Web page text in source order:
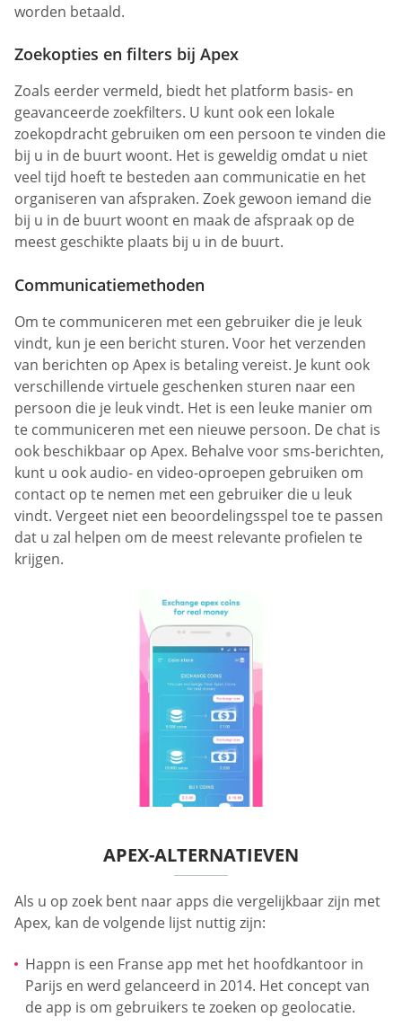
worden betaald.
Zoekopties en filters bij Apex
Zoals eerder vermeld, biedt het platform basis- en
geavanceerde zoekfilters. U kunt ook een lokale
zoekopdracht gebruiken om een persoon te vinden die
bij u in de buurt woont. Het is geweldig omdat u niet
veel tijd hoeft te besteden aan communicatie en het
organiseren van afspraken. Zoek gewoon iemand die
bij u in de buurt woont en maak de afspraak op de
meest geschikte plaats bij u in de buurt.
Communicatiemethoden
Om te communiceren met een gebruiker die je leuk
vindt, kun je een bericht sturen. Voor het verzenden
van berichten op Apex is betaling vereist. Je kunt ook
verschillende virtuele geschenken sturen naar een
persoon die je leuk vindt. Het is een leuke manier om
te communiceren met een nieuwe persoon. De chat is
ook beschikbaar op Apex. Behalve voor sms-berichten,
kunt u ook audio- en video-oproepen gebruiken om
contact op te nemen met een gebruiker die u leuk
vindt. Vergeet niet een beoordelingsspel toe te passen
dat u zal helpen om de meest relevante profielen te
krijgen.
APEX-ALTERNATIEVEN
Als u op zoek bent naar apps die vergelijkbaar zijn met
Apex, kan de volgende lijst nuttig zijn:
Happn is een Franse app met het hoofdkantoor in
Parijs en werd gelanceerd in 2014. Het concept van
de app is om gebruikers te zoeken op geolocatie.